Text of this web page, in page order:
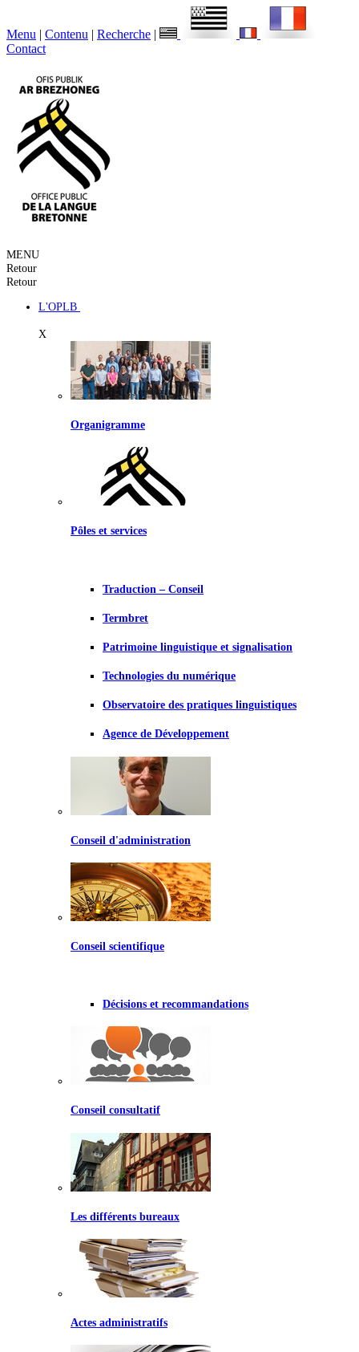
Menu | Contenu | Recherche |
Contact
MENU
Retour
Retour
L'OPLB
X
Organigramme
Pôles et services
Traduction – Conseil
Termbret
Patrimoine linguistique et signalisation
Technologies du numérique
Observatoire des pratiques linguistiques
Agence de Développement
Conseil d'administration
Conseil scientifique
Décisions et recommandations
Conseil consultatif
Les différents bureaux
Actes administratifs